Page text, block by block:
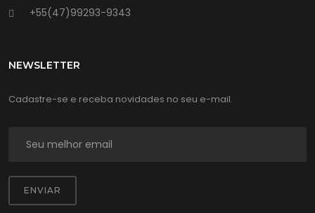
+55(47)99293-9343
NEWSLETTER
Cadastre-se e receba novidades no seu e-mail.
ENVIAR